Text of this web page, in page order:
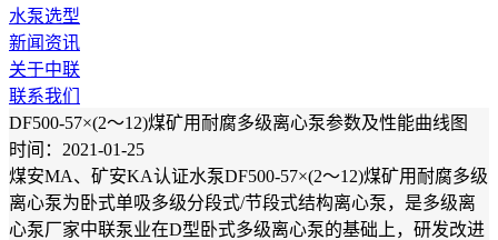
水泵选型
新闻资讯
关于中联
联系我们
DF500-57×(2～12)煤矿用耐腐多级离心泵参数及性能曲线图
时间：2021-01-25
煤安MA、矿安KA认证水泵DF500-57×(2～12)煤矿用耐腐多级
离心泵为卧式单吸多级分段式/节段式结构离心泵，是多级离
心泵厂家中联泵业在D型卧式多级离心泵的基础上，研发改进